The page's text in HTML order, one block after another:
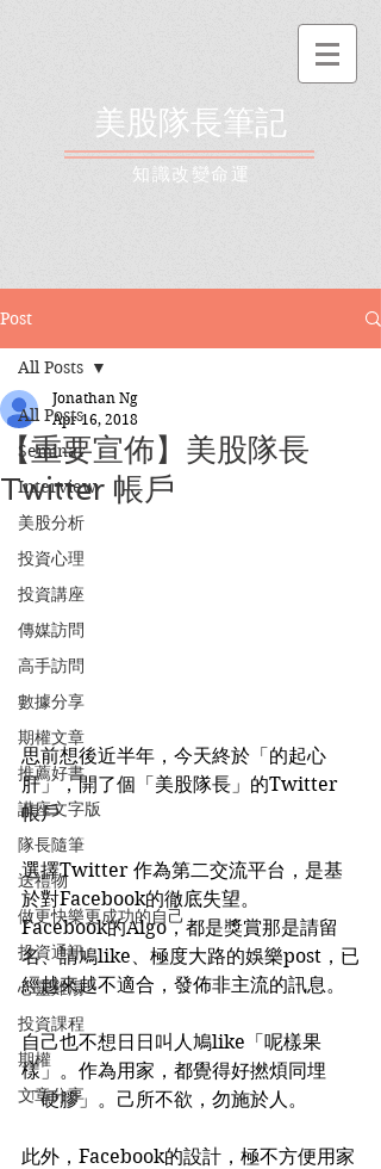
美股隊長筆記
​知識改變命運
Post
All Posts
Seminar
Interview
美股分析
投資心理
投資講座
傳媒訪問
高手訪問
數據分享
期權文章
推薦好書
講座文字版
隊長隨筆
送禮物
做更快樂更成功的自己
投資通訊
心靈雞湯
投資課程
期權
文章分享
All Posts
【重要宣佈】美股隊長
Twitter 帳戶
Jonathan Ng
Apr 16, 2018
思前想後近半年，今天終於「的起心
肝」，開了個「美股隊長」的Twitter
帳戶
選擇Twitter 作為第二交流平台，是基
於對Facebook的徹底失望。
Facebook的Algo，都是獎賞那是請留
名、請鳩like、極度大路的娛樂post，已
經越來越不適合，發佈非主流的訊息。
自己也不想日日叫人鳩like「呢樣果
樣」。作為用家，都覺得好撚煩同埋
「硬膠」。己所不欲，勿施於人。
此外，Facebook的設計，極不方便用家